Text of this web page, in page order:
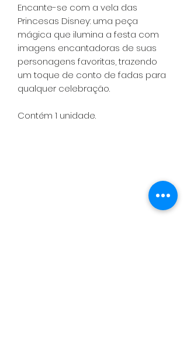
Encante-se com a vela das
Princesas Disney: uma peça
mágica que ilumina a festa com
imagens encantadoras de suas
personagens favoritas, trazendo
um toque de conto de fadas para
qualquer celebração.
Contém 1 unidade.